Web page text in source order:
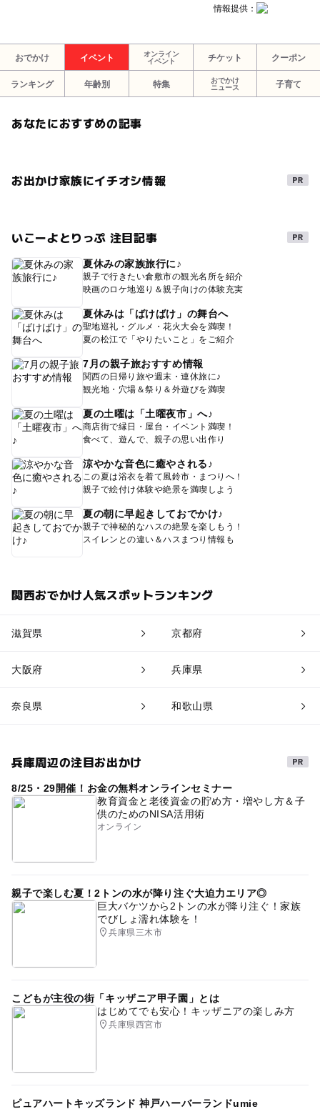
情報提供：
おでかけ イベント
オンライン
イベント
チケット クーポン
ランキング 年齢別 特集
おでかけ
ニュース
子育て
あなたにおすすめの記事
お出かけ家族にイチオシ情報
いこーよとりっぷ 注目記事
夏休みの家族旅行に♪
親子で行きたい倉敷市の観光名所を紹介
映画のロケ地巡り＆親子向けの体験充実
夏休みは「ばけばけ」の舞台へ
聖地巡礼・グルメ・花火大会を満喫！
夏の松江で「やりたいこと」をご紹介
7月の親子旅おすすめ情報
関西の日帰り旅や週末・連休旅に♪
観光地・穴場＆祭り＆外遊びを満喫
夏の土曜は「土曜夜市」へ♪
商店街で縁日・屋台・イベント満喫！
食べて、遊んで、親子の思い出作り
涼やかな音色に癒やされる♪
この夏は浴衣を着て風鈴市・まつりへ！
親子で絵付け体験や絶景を満喫しよう
夏の朝に早起きしておでかけ♪
親子で神秘的なハスの絶景を楽しもう！
スイレンとの違い＆ハスまつり情報も
関西おでかけ人気スポットランキング
滋賀県 京都府
大阪府 兵庫県
奈良県 和歌山県
兵庫周辺の注目お出かけ
8/25・29開催！お金の無料オンラインセミナー
教育資金と老後資金の貯め方・増やし方＆子
供のためのNISA活用術
オンライン
親子で楽しむ夏！2トンの水が降り注ぐ大迫力エリア◎
巨大バケツから2トンの水が降り注ぐ！家族
でびしょ濡れ体験を！
兵庫県三木市
こどもが主役の街「キッザニア甲子園」とは
はじめてでも安心！キッザニアの楽しみ方
兵庫県西宮市
ピュアハートキッズランド 神戸ハーバーランドumie